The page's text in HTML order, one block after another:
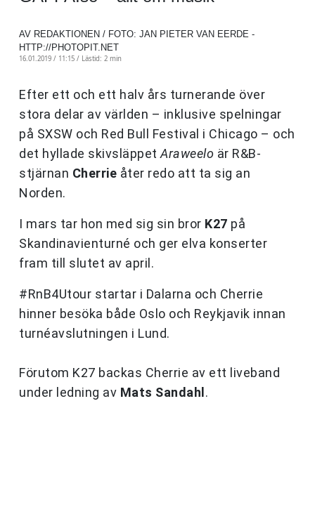
AV REDAKTIONEN / FOTO: JAN PIETER VAN EERDE -
HTTP://PHOTOPIT.NET
16.01.2019 / 11:15 / Lästid: 2 min
Efter ett och ett halv års turnerande över
stora delar av världen – inklusive spelningar
på SXSW och Red Bull Festival i Chicago – och
det hyllade skivsläppet Araweelo är R&B-
stjärnan Cherrie åter redo att ta sig an
Norden.
I mars tar hon med sig sin bror K27 på
Skandinavienturné och ger elva konserter
fram till slutet av april.
#RnB4Utour startar i Dalarna och Cherrie
hinner besöka både Oslo och Reykjavik innan
turnéavslutningen i Lund.
Förutom K27 backas Cherrie av ett liveband
under ledning av Mats Sandahl .